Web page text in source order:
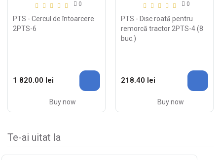
0
PTS - Cercul de întoarcere
2PTS-6
1 820.00 lei
Buy now
0
PTS - Disc roată pentru
remorcă tractor 2PTS-4 (8
buc.)
218.40 lei
Buy now
Te-ai uitat la